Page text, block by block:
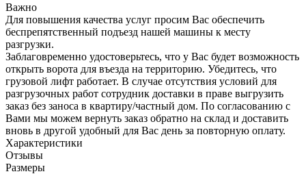
Важно
Для повышения качества услуг просим Вас обеспечить
беспрепятственный подъезд нашей машины к месту
разгрузки.
Заблаговременно удостоверьтесь, что у Вас будет возможность
открыть ворота для въезда на территорию. Убедитесь, что
грузовой лифт работает. В случае отсутствия условий для
разгрузочных работ сотрудник доставки в праве выгрузить
заказ без заноса в квартиру/частный дом. По согласованию с
Вами мы можем вернуть заказ обратно на склад и доставить
вновь в другой удобный для Вас день за повторную оплату.
Характеристики
Отзывы
Размеры